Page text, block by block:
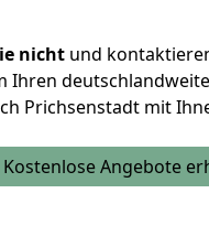
nicht und
Ihren
Prichsenstadt mit
Kostenlose Angebote